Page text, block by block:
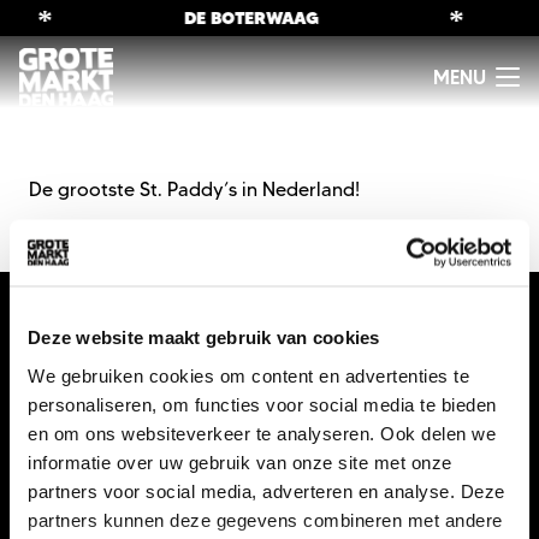
Deze website maakt gebruik van cookies
We gebruiken cookies om content en advertenties te
personaliseren, om functies voor social media te bieden
en om ons websiteverkeer te analyseren. Ook delen we
informatie over uw gebruik van onze site met onze
partners voor social media, adverteren en analyse. Deze
partners kunnen deze gegevens combineren met andere
* DE BOTERWAAG *
De grootste St. Paddy’s in Nederland!
info@gmdh.nl
06 12 96 82 82